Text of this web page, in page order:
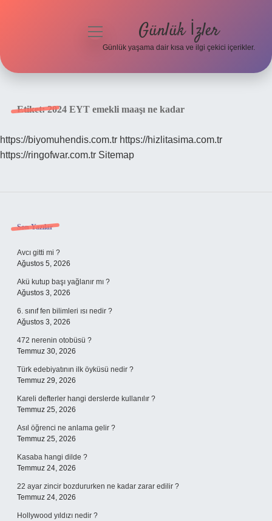
Hakkımızda
menüyü
Günlük İzler
Günlük yaşama dair kısa ve ilgi çekici içerikler.
Etiket:2024 EYT emekli maaşı ne kadar
https://biyomuhendis.com.tr https://hizlitasima.com.tr
https://ringofwar.com.tr Sitemap
Sidebar
Son Yazılar
Avcı gitti mi ?
Ağustos 5, 2026
Akü kutup başı yağlanır mı ?
Ağustos 3, 2026
6. sınıf fen bilimleri ısı nedir ?
Ağustos 3, 2026
472 nerenin otobüsü ?
Temmuz 30, 2026
Türk edebiyatının ilk öyküsü nedir ?
Temmuz 29, 2026
Kareli defterler hangi derslerde kullanılır ?
Temmuz 25, 2026
Asıl öğrenci ne anlama gelir ?
Temmuz 25, 2026
Kasaba hangi dilde ?
Temmuz 24, 2026
22 ayar zincir bozdururken ne kadar zarar edilir ?
Temmuz 24, 2026
Hollywood yıldızı nedir ?